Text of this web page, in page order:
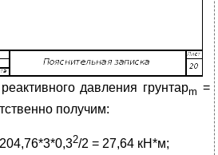
давления грунтаpm =
получим:
2/2 = 27,64 кН*м;